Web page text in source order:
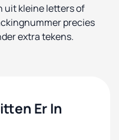
uit kleine letters of
precies
extra tekens.
Er In